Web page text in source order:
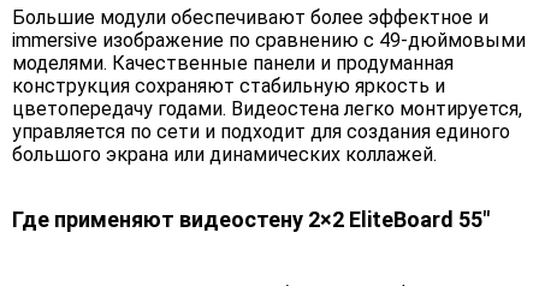
Большие модули обеспечивают более эффектное и
immersive изображение по сравнению с 49-дюймовыми
моделями. Качественные панели и продуманная
конструкция сохраняют стабильную яркость и
цветопередачу годами. Видеостена легко монтируется,
управляется по сети и подходит для создания единого
большого экрана или динамических коллажей.
Где применяют видеостену 2×2 EliteBoard 55"